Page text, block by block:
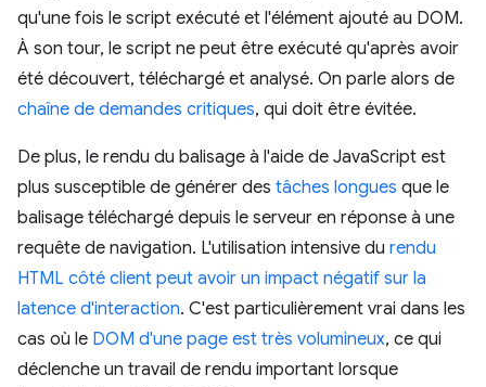
qu'une fois le script exécuté et l'élément ajouté au DOM.
À son tour, le script ne peut être exécuté qu'après avoir
été découvert, téléchargé et analysé. On parle alors de
chaîne de demandes critiques, qui doit être évitée.
De plus, le rendu du balisage à l'aide de JavaScript est
plus susceptible de générer des tâches longues que le
balisage téléchargé depuis le serveur en réponse à une
requête de navigation. L'utilisation intensive du rendu
HTML côté client peut avoir un impact négatif sur la
latence d'interaction. C'est particulièrement vrai dans les
cas où le DOM d'une page est très volumineux, ce qui
déclenche un travail de rendu important lorsque